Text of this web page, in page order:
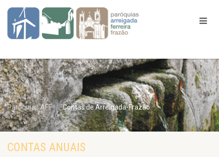
Paróquias AFF Contas de Arreigada-Frazão
CONTAS ANUAIS